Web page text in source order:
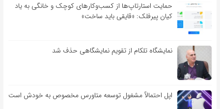
حمایت استارتاپ‌ها از کسب‌وکارهای کوچک و خانگی به یاد
کیان پیرفلک: «قایقی باید ساخت»
نمایشگاه تلکام از تقویم نمایشگاهی حذف شد
اپل احتمالاً مشغول توسعه متاورس مخصوص به خودش است